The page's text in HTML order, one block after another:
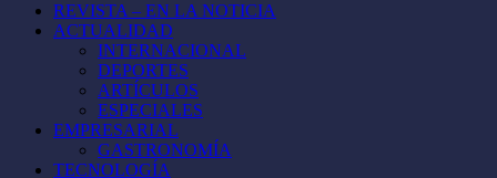
REVISTA – EN LA NOTICIA
ACTUALIDAD
INTERNACIONAL
DEPORTES
ARTÍCULOS
ESPECIALES
EMPRESARIAL
GASTRONOMÍA
TECNOLOGÍA